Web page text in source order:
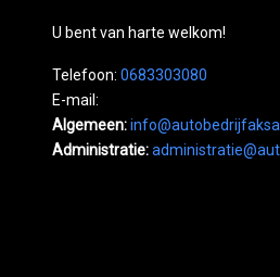
U bent van harte welkom!
Telefoon: 0683303080
E-mail:
Algemeen:
Administratie: